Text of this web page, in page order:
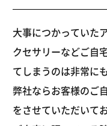
大事につかっていた
クセサリーなどご自
てしまうのは非常に
弊社ならお客様のご
をさせていただいて